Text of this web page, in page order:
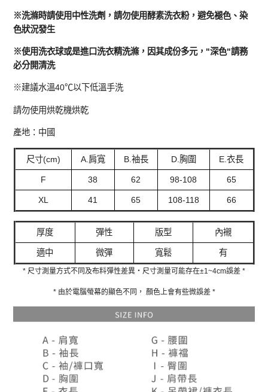
※洗滌時請使用中性洗劑，請勿使用酵素洗衣粉，避免褪色、染
色狀況發生
※使用洗衣球或是進口洗衣精洗滌，因其成份多元，"深色"請務
必分開清洗
※建議水溫40℃以下低溫手洗
請勿使用烘乾機烘乾
產地：中國
尺寸(cm) A.肩寬 B.袖長 D.胸圍 E.衣長
F 38 62 98-108 65
XL 41 65 108-118 66
厚度 彈性 版型 內襯
適中 微彈 寬鬆 有
* 尺寸測量方式不同及布料彈性差異‧尺寸測量可能存在±1~4cm誤差 *
* 由於電腦螢幕的顯色不同， 顏色上會有些微誤差 *